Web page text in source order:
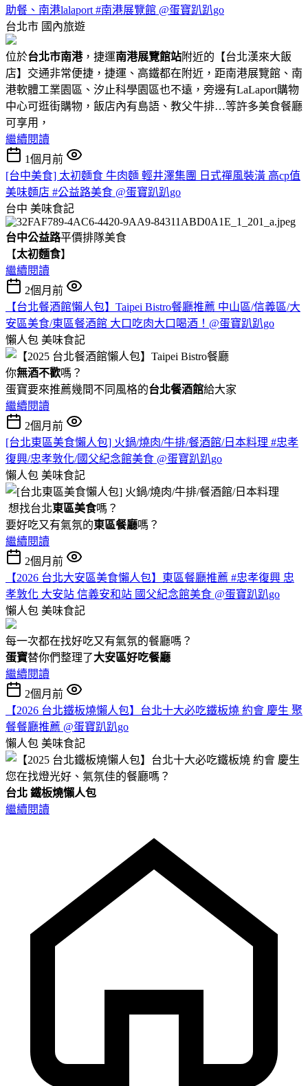
助餐、南港lalaport #南港展覽館 @蛋寶趴趴go
台北市 國內旅遊
位於台北市南港，捷運南港展覽館站附近的【台北漢來大飯
店】交通非常便捷，捷運、高鐵都在附近，距南港展覽館、南
港軟體工業園區、汐止科學園區也不遠，旁邊有LaLaport購物
中心可逛街購物，飯店內有島語、教父牛排…等許多美食餐廳
可享用，
繼續閱讀
1個月前
[台中美食] 太初麵食 牛肉麵 輕井澤集團 日式禪風裝潢 高cp值
美味麵店 #公益路美食 @蛋寶趴趴go
台中 美味食記
台中公益路平價排隊美食
【太初麵食】
繼續閱讀
2個月前
【台北餐酒館懶人包】Taipei Bistro餐廳推薦 中山區/信義區/大
安區美食/東區餐酒館 大口吃肉大口喝酒！@蛋寶趴趴go
懶人包 美味食記
你無酒不歡嗎？
蛋寶要來推薦幾間不同風格的台北餐酒館給大家
繼續閱讀
2個月前
[台北東區美食懶人包] 火鍋/燒肉/牛排/餐酒館/日本料理 #忠孝
復興/忠孝敦化/國父紀念館美食 @蛋寶趴趴go
懶人包 美味食記
想找台北東區美食嗎？
要好吃又有氣氛的東區餐廳嗎？
繼續閱讀
2個月前
【2026 台北大安區美食懶人包】東區餐廳推薦 #忠孝復興 忠
孝敦化 大安站 信義安和站 國父紀念館美食 @蛋寶趴趴go
懶人包 美味食記
每一次都在找好吃又有氣氛的餐廳嗎？
蛋寶替你們整理了大安區好吃餐廳
繼續閱讀
2個月前
【2026 台北鐵板燒懶人包】台北十大必吃鐵板燒 約會 慶生 聚
餐餐廳推薦 @蛋寶趴趴go
懶人包 美味食記
您在找燈光好、氣氛佳的餐廳嗎？
台北 鐵板燒懶人包
繼續閱讀